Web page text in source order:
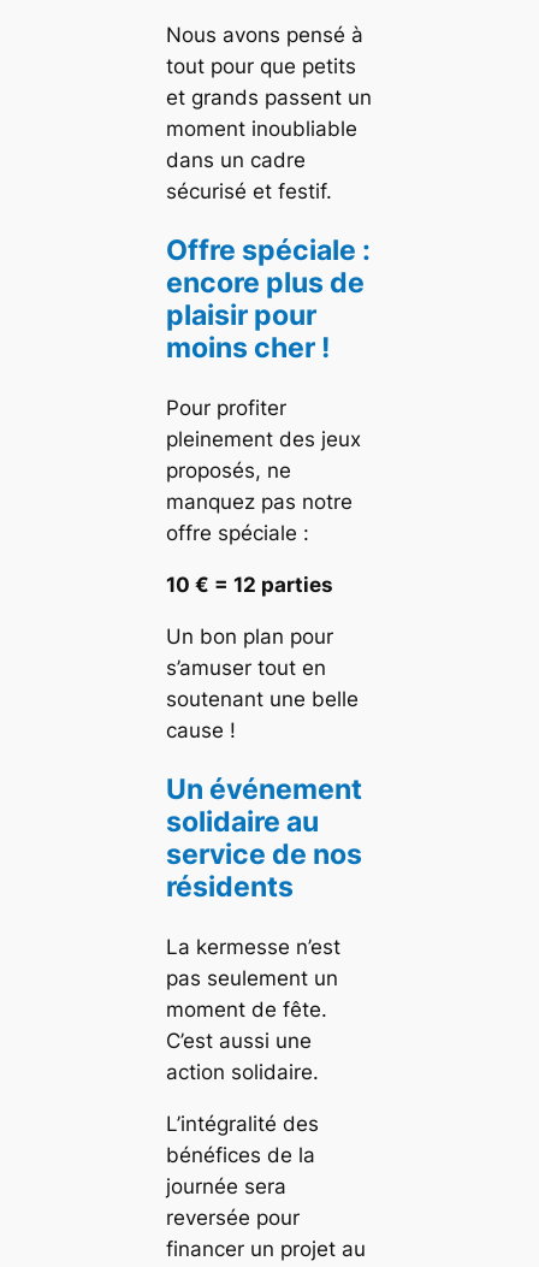
Nous avons pensé à
tout pour que petits
et grands passent un
moment inoubliable
dans un cadre
sécurisé et festif.
Offre spéciale :
encore plus de
plaisir pour
moins cher !
Pour profiter
pleinement des jeux
proposés, ne
manquez pas notre
offre spéciale :
10 € = 12 parties
Un bon plan pour
s’amuser tout en
soutenant une belle
cause !
Un événement
solidaire au
service de nos
résidents
La kermesse n’est
pas seulement un
moment de fête.
C’est aussi une
action solidaire.
L’intégralité des
bénéfices de la
journée sera
reversée pour
financer un projet au